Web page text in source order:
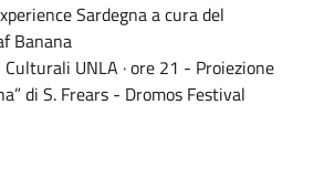
Sardegna a cura del
Banana
UNLA · ore 21 - Proiezione
di S. Frears - Dromos Festival